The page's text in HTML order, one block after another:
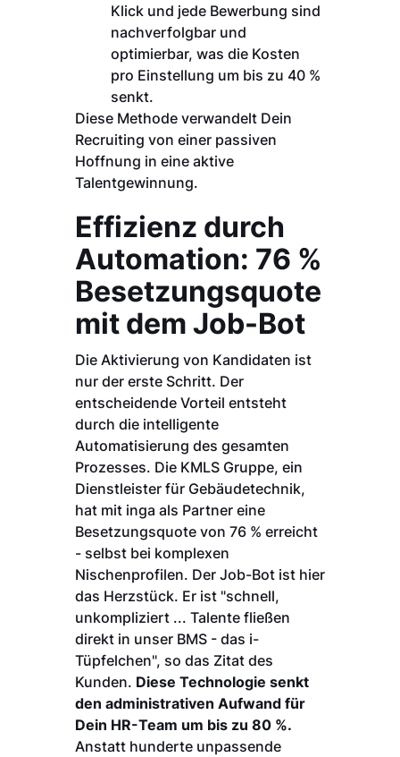
Klick und jede Bewerbung sind
nachverfolgbar und
optimierbar, was die Kosten
pro Einstellung um bis zu 40 %
senkt.
Diese Methode verwandelt Dein
Recruiting von einer passiven
Hoffnung in eine aktive
Talentgewinnung.
Effizienz durch
Automation: 76 %
Besetzungsquote
mit dem Job-Bot
Die Aktivierung von Kandidaten ist
nur der erste Schritt. Der
entscheidende Vorteil entsteht
durch die intelligente
Automatisierung des gesamten
Prozesses. Die KMLS Gruppe, ein
Dienstleister für Gebäudetechnik,
hat mit inga als Partner eine
Besetzungsquote von 76 % erreicht
- selbst bei komplexen
Nischenprofilen. Der Job-Bot ist hier
das Herzstück. Er ist "schnell,
unkompliziert ... Talente fließen
direkt in unser BMS - das i-
Tüpfelchen", so das Zitat des
Kunden. Diese Technologie senkt
den administrativen Aufwand für
Dein HR-Team um bis zu 80 %.
Anstatt hunderte unpassende